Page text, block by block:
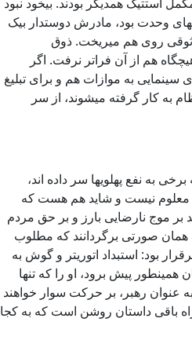
وحدت بود، مادرش دوستدار بیک
روی هم میریخت. ذوق
هم از آن فراتر نرفت. اگر
سینمایی به موازات هم و برای تبلیغ
به کار گرفته میشوند، از سر
به نفع پهلویها سر داده اند،
معلوم نیست و شاید هم هست که
موج نارضایی بارز و بر حق مردم
همان صورتی برگردانند که مطلوب
بود: استبداد اتوریتر و گوش به
همینطور پیش برود، او را که تنها
عنوان رهبر، بر حرکت سوار خواهند
راه باقی داستان روشن است که به کجا